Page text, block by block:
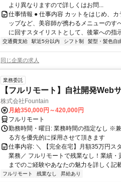
より異なりますので詳しくはお問...
仕事情報 ● 仕事内容 カットをはじめ、
ップなど、美容師が携わるメニューの
に回すスタイリストとして、後輩への指
交通費支給 駅近5分以内 シフト制 髪型・髪色自
同じ企業の求人
業務委託
【フルリモート】自社開発Web
株式会社Fountain
月給350,000円～420,000円
フルリモート
勤務時間・曜日: 業務時間の指定なし ※
る方を優先的に採用させて頂きます
仕事内容: ＼ 【完全在宅】月額35万円ス
業務／ フルリモートで残業なし！業績
までのご経験やあなたの魅力を詳しく記
フルリモート 残業なし 昇給あり